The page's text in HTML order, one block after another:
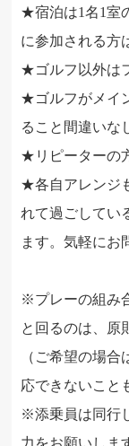
★宿泊は1名1室
に参加される方
★ゴルフ以外は
★ゴルフがメイ
ること間違いな
★リピーターの
★各自アレンジ
れて過ごしてい
ます。気軽にお
※プレーの組み
と回るのは、原
（ご希望の場
応できないこと
※添乗員は同行
力をお願いしま